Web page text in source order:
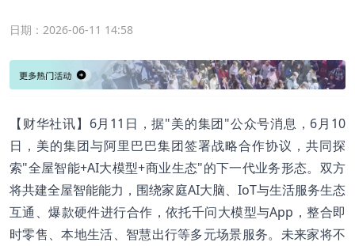
日期： 2026-06-11 14:58
【财华社讯】6月11日，据"美的集团"公众号消息，6月10
日，美的集团与阿里巴巴集团签署战略合作协议，共同探
索"全屋智能+AI大模型+商业生态"的下一代业务形态。双方
将共建全屋智能能力，围绕家庭AI大脑、IoT与生活服务生态
互通、爆款硬件进行合作，依托千问大模型与App，整合即
时零售、本地生活、智慧出行等多元场景服务。未来家将不